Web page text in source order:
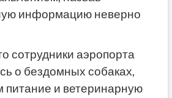
информацию неверно
сотрудники аэропорта
о бездомных собаках,
питание и ветеринарную